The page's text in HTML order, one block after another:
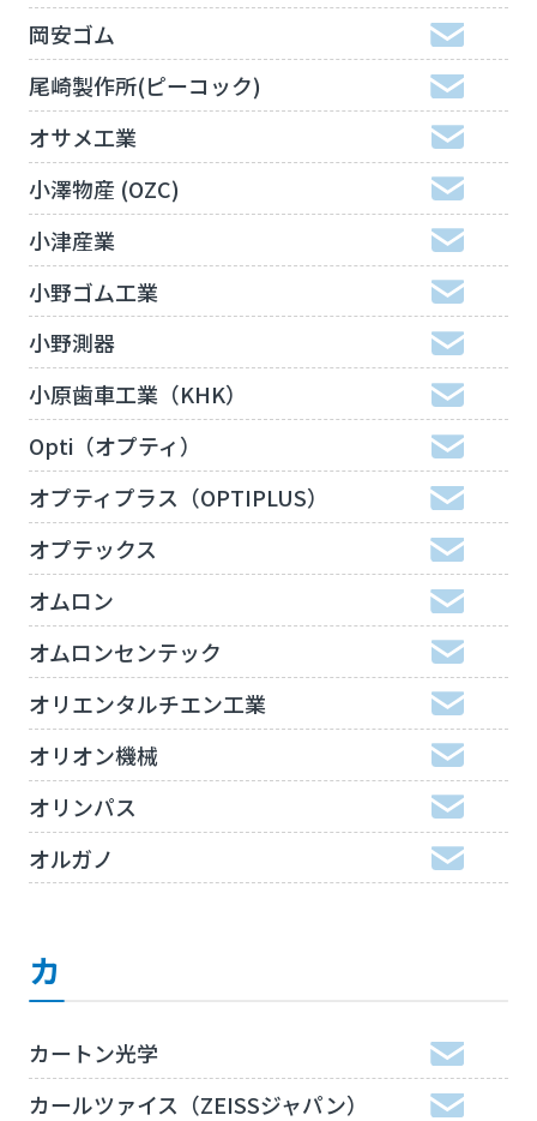
岡安ゴム
尾崎製作所(ピーコック)
オサメ工業
小澤物産 (OZC)
小津産業
小野ゴム工業
小野測器
小原歯車工業（KHK）
Opti（オプティ）
オプティプラス（OPTIPLUS）
オプテックス
オムロン
オムロンセンテック
オリエンタルチエン工業
オリオン機械
オリンパス
オルガノ
カ
カートン光学
カールツァイス（ZEISSジャパン）